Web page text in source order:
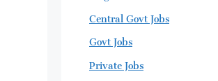
Central Govt Jobs
Govt Jobs
Private Jobs